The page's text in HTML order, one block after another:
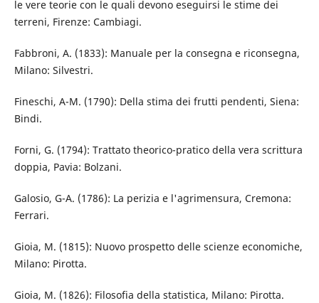
le vere teorie con le quali devono eseguirsi le stime dei
terreni, Firenze: Cambiagi.
Fabbroni, A. (1833): Manuale per la consegna e riconsegna,
Milano: Silvestri.
Fineschi, A-M. (1790): Della stima dei frutti pendenti, Siena:
Bindi.
Forni, G. (1794): Trattato theorico-pratico della vera scrittura
doppia, Pavia: Bolzani.
Galosio, G-A. (1786): La perizia e l'agrimensura, Cremona:
Ferrari.
Gioia, M. (1815): Nuovo prospetto delle scienze economiche,
Milano: Pirotta.
Gioia, M. (1826): Filosofia della statistica, Milano: Pirotta.